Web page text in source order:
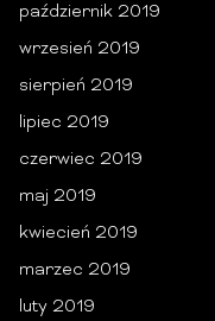
październik 2019
wrzesień 2019
sierpień 2019
lipiec 2019
czerwiec 2019
maj 2019
kwiecień 2019
marzec 2019
luty 2019